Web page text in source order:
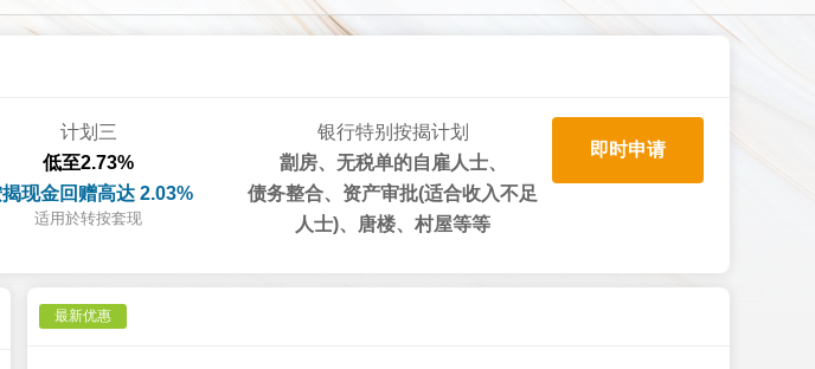
计划三
低至2.73%
现金回赠高达 2.03%
适用於转按套现
银行特别按揭计划
劏房、无税单的自雇人士、
债务整合、资产审批(适合收入不足
人士)、唐楼、村屋等等
即时申请
最新优惠